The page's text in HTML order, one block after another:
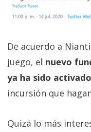
De acuerdo a
juego, el nuevo
ya ha sido activado
incursión que
Quizá lo más